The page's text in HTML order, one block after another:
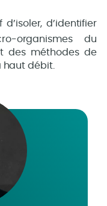
d’identifier
organismes du
des méthodes de
haut débit.